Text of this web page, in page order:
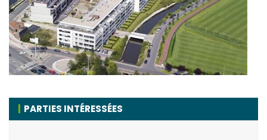
PARTIES INTÉRESSÉES